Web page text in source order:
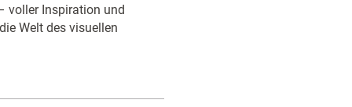
voller Inspiration und
Welt des visuellen